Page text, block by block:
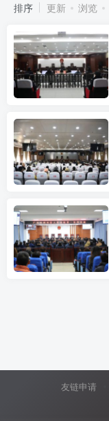
排序 更新 浏览
友链申请